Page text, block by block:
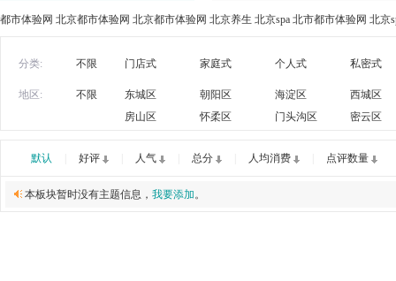
都市体验网 北京都市体验网 北京都市体验网 北京养生 北京spa 北市都市体验网 北京
分类: 不限 门店式 家庭式 个人式 私密式
地区: 不限 东城区 朝阳区 海淀区
西城区
房山区
怀柔区 门头沟区 密云区
默认 好评 人气 总分 人均消费 点评数量
本板块暂时没有主题信息， 我要添加。